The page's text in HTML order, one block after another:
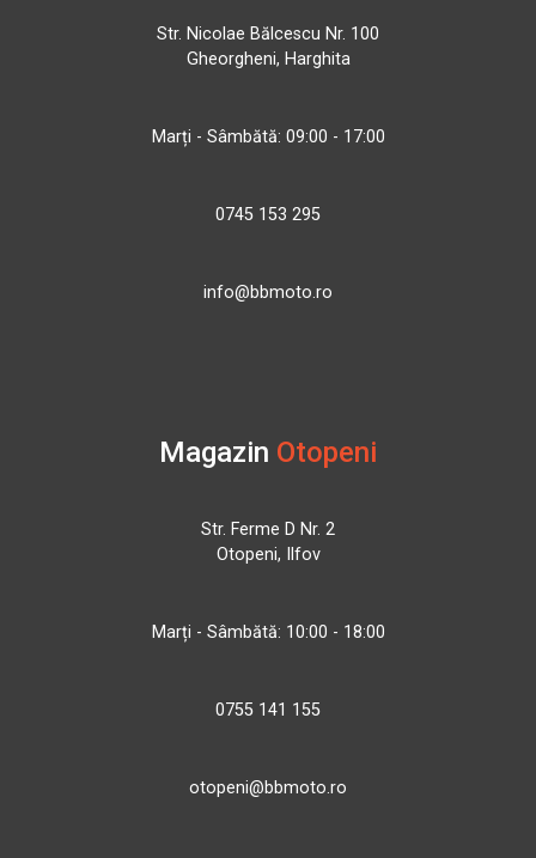
Str. Nicolae Bălcescu Nr. 100
Gheorgheni, Harghita
Marți - Sâmbătă: 09:00 - 17:00
0745 153 295
info@bbmoto.ro
Magazin Otopeni
Str. Ferme D Nr. 2
Otopeni, Ilfov
Marți - Sâmbătă: 10:00 - 18:00
0755 141 155
otopeni@bbmoto.ro